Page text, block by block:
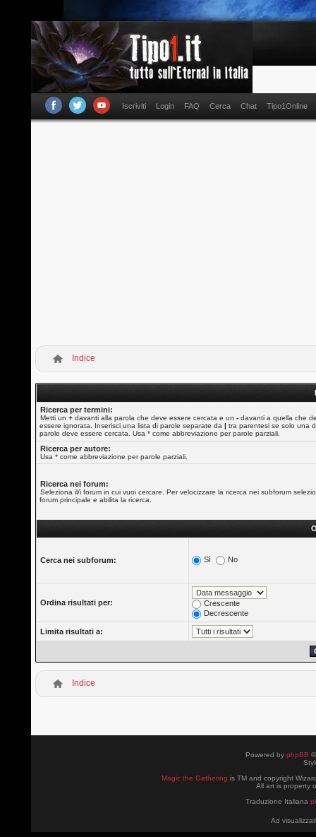
Iscriviti Login FAQ Cerca Chat Tipo1Online
Indice
Ricerca per termini:
Metti un+ davanti alla parola che deve essere cercata e un- davanti a quella che
essere ignorata. Inserisci una lista di parole separate da| tra parentesi se solo una
parole deve essere cercata. Usa * come abbreviazione per parole parziali.
Ricerca per autore:
Usa * come abbreviazione per parole parziali.
Ricerca nei forum:
Seleziona il/i forum in cui vuoi cercare. Per velocizzare la ricerca nei subforum
forum principale e abilita la ricerca.
Cerca nei subforum: Sì No
Ordina risultati per:
Crescente
Decrescente
Limita risultati a:
Indice
Powered by phpBB
Magic the Gathering is TM and copyright
All art is property
Traduzione Italiana
Ad